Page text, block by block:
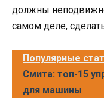
должны
самом деле,
Популярные
Смита: топ-15
для машины